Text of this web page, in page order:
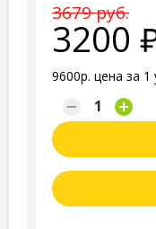
3679 руб.
3200
9600р. цена за 1